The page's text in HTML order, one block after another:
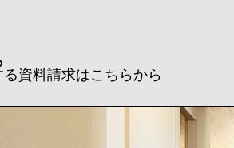
資料請求はこちらから